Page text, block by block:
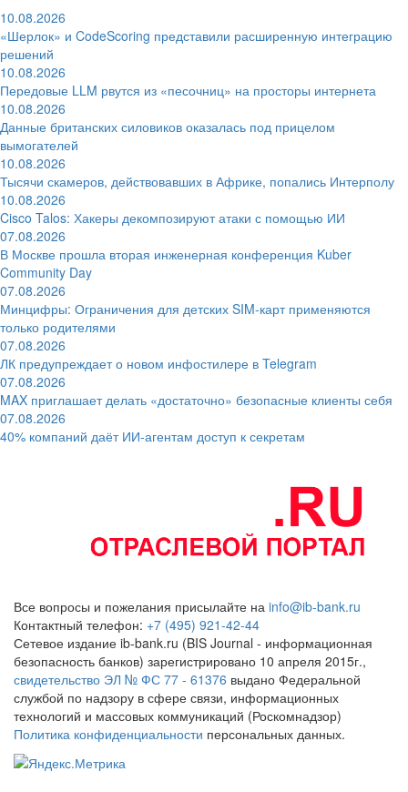
10.08.2026
«Шерлок» и CodeScoring представили расширенную интеграцию
решений
10.08.2026
Передовые LLM рвутся из «песочниц» на просторы интернета
10.08.2026
Данные британских силовиков оказалась под прицелом
вымогателей
10.08.2026
Тысячи скамеров, действовавших в Африке, попались Интерполу
10.08.2026
Cisco Talos: Хакеры декомпозируют атаки с помощью ИИ
07.08.2026
В Москве прошла вторая инженерная конференция Kuber
Community Day
07.08.2026
Минцифры: Ограничения для детских SIM-карт применяются
только родителями
07.08.2026
ЛК предупреждает о новом инфостилере в Telegram
07.08.2026
MAX приглашает делать «достаточно» безопасные клиенты себя
07.08.2026
40% компаний даёт ИИ‑агентам доступ к секретам
Все вопросы и пожелания присылайте на info@ib-bank.ru
Контактный телефон: +7 (495) 921-42-44
Сетевое издание ib-bank.ru (BIS Journal - информационная
безопасность банков) зарегистрировано 10 апреля 2015г.,
свидетельство ЭЛ № ФС 77 - 61376 выдано Федеральной
службой по надзору в сфере связи, информационных
технологий и массовых коммуникаций (Роскомнадзор)
Политика конфиденциальности персональных данных.